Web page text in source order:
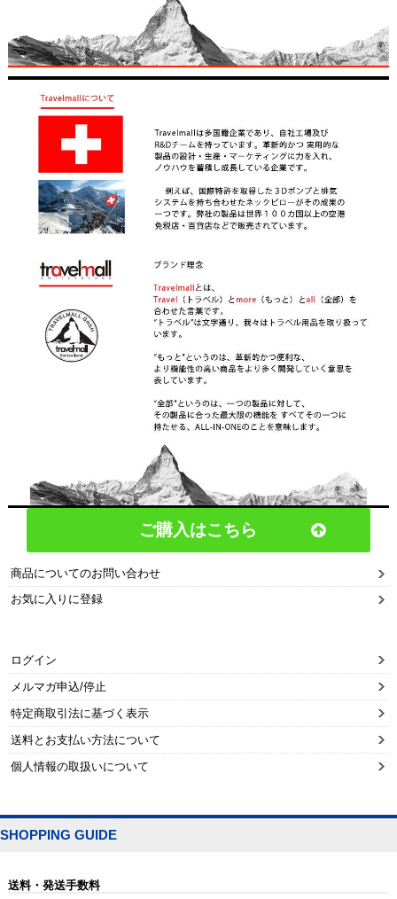
ご購入はこちら
商品についてのお問い合わせ
お気に入りに登録
ログイン
メルマガ申込/停止
特定商取引法に基づく表示
送料とお支払い方法について
個人情報の取扱いについて
SHOPPING GUIDE
送料・発送手数料